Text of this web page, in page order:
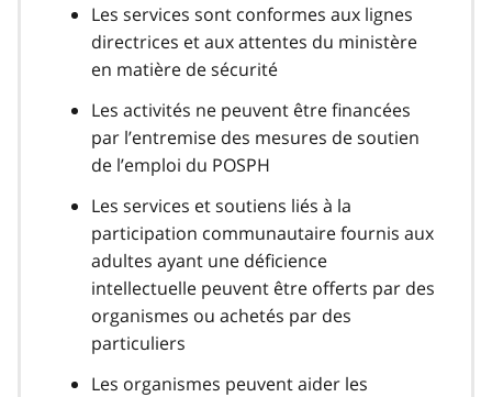
Les services sont conformes aux lignes
directrices et aux attentes du ministère
en matière de sécurité
Les activités ne peuvent être financées
par l’entremise des mesures de soutien
de l’emploi du POSPH
Les services et soutiens liés à la
participation communautaire fournis aux
adultes ayant une déficience
intellectuelle peuvent être offerts par des
organismes ou achetés par des
particuliers
Les organismes peuvent aider les